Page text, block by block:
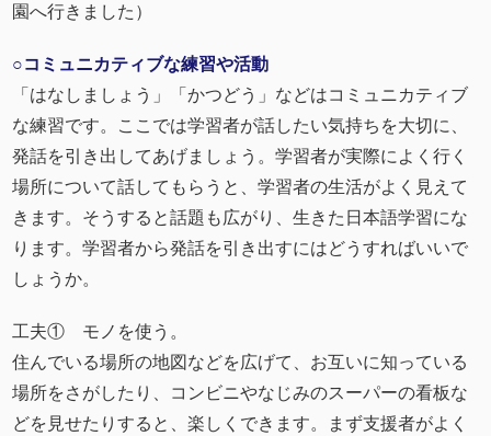
園へ行きました）
○コミュニカティブな練習や活動
「はなしましょう」「かつどう」などはコミュニカティブ
な練習です。ここでは学習者が話したい気持ちを大切に、
発話を引き出してあげましょう。学習者が実際によく行く
場所について話してもらうと、学習者の生活がよく見えて
きます。そうすると話題も広がり、生きた日本語学習にな
ります。学習者から発話を引き出すにはどうすればいいで
しょうか。
工夫① モノを使う。
住んでいる場所の地図などを広げて、お互いに知っている
場所をさがしたり、コンビニやなじみのスーパーの看板な
どを見せたりすると、楽しくできます。まず支援者がよく